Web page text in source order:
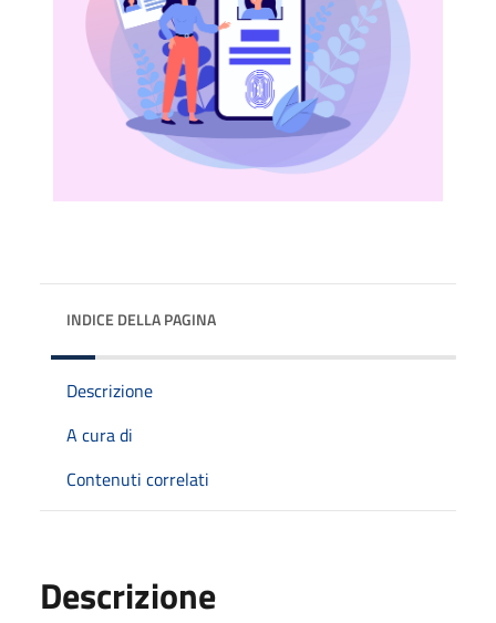
INDICE DELLA PAGINA
Descrizione
A cura di
Contenuti correlati
Descrizione